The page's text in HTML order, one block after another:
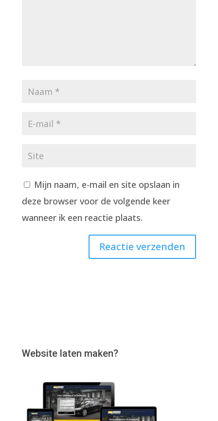
Mijn naam, e-mail en site opslaan in
deze browser voor de volgende keer
wanneer ik een reactie plaats.
Website laten maken?